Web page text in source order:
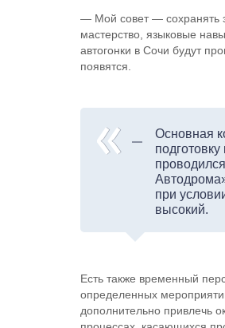
— Мой совет — сохранять
мастерство, языковые
автогонки в Сочи будут
появятся.
Основная
при
высокий.
Есть также временный
определенных
дополнительно привлечь